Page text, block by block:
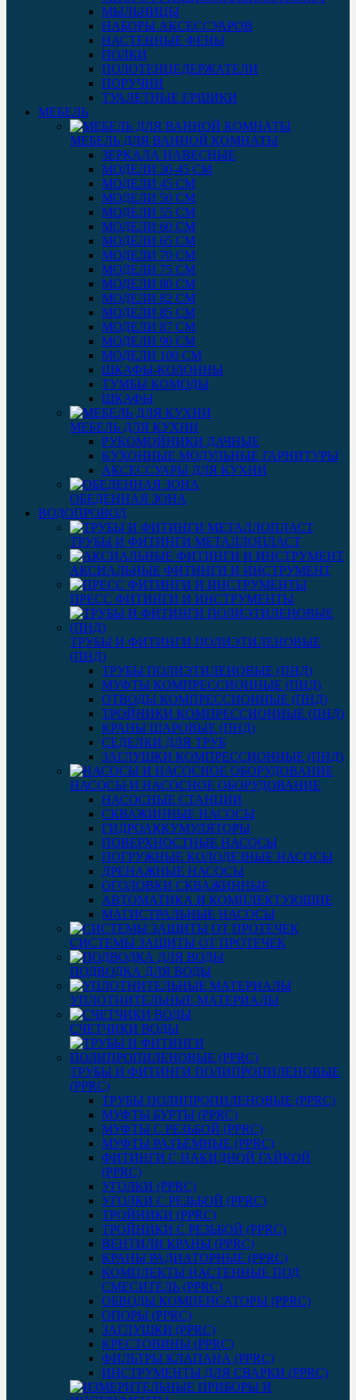
МЫЛЬНИЦЫ
НАБОРЫ АКСЕССУАРОВ
НАСТЕННЫЕ ФЕНЫ
ПОЛКИ
ПОЛОТЕНЦЕДЕРЖАТЕЛИ
ПОРУЧНИ
ТУАЛЕТНЫЕ ЕРШИКИ
МЕБЕЛЬ
МЕБЕЛЬ ДЛЯ ВАННОЙ КОМНАТЫ
ЗЕРКАЛА НАВЕСНЫЕ
МОДЕЛИ 30-45 СМ
МОДЕЛИ 45 СМ
МОДЕЛИ 50 СМ
МОДЕЛИ 55 СМ
МОДЕЛИ 60 СМ
МОДЕЛИ 65 СМ
МОДЕЛИ 70 СМ
МОДЕЛИ 75 СМ
МОДЕЛИ 80 СМ
МОДЕЛИ 82 СМ
МОДЕЛИ 85 СМ
МОДЕЛИ 87 СМ
МОДЕЛИ 90 СМ
МОДЕЛИ 100 СМ
ШКАФЫ-КОЛОННЫ
ТУМБЫ КОМОДЫ
ШКАФЫ
МЕБЕЛЬ ДЛЯ КУХНИ
РУКОМОЙНИКИ ДАЧНЫЕ
КУХОННЫЕ МОДУЛЬНЫЕ ГАРНИТУРЫ
АКСЕССУАРЫ ДЛЯ КУХНИ
ОБЕДЕННАЯ ЗОНА
ВОДОПРОВОД
ТРУБЫ И ФИТИНГИ МЕТАЛЛОПЛАСТ
АКСИАЛЬНЫЕ ФИТИНГИ И ИНСТРУМЕНТ
ПРЕСС ФИТИНГИ И ИНСТРУМЕНТЫ
ТРУБЫ И ФИТИНГИ ПОЛИЭТИЛЕНОВЫЕ
(ПНД)
ТРУБЫ ПОЛИЭТИЛЕНОВЫЕ (ПНД)
МУФТЫ КОМПРЕССИОННЫЕ (ПНД)
ОТВОДЫ КОМПРЕССИОННЫЕ (ПНД)
ТРОЙНИКИ КОМПРЕССИОННЫЕ (ПНД)
КРАНЫ ШАРОВЫЕ (ПНД)
СЕДЕЛКИ ДЛЯ ТРУБ
ЗАГЛУШКИ КОМПРЕССИОННЫЕ (ПНД)
НАСОСЫ И НАСОСНОЕ ОБОРУДОВАНИЕ
НАСОСНЫЕ СТАНЦИИ
СКВАЖИННЫЕ НАСОСЫ
ГИДРОАККУМУЛЯТОРЫ
ПОВЕРХНОСТНЫЕ НАСОСЫ
ПОГРУЖНЫЕ КОЛОДЕЗНЫЕ НАСОСЫ
ДРЕНАЖНЫЕ НАСОСЫ
ОГОЛОВКИ СКВАЖИННЫЕ
АВТОМАТИКА И КОМПЛЕКТУЮЩИЕ
МАГИСТРАЛЬНЫЕ НАСОСЫ
СИСТЕМЫ ЗАЩИТЫ ОТ ПРОТЕЧЕК
ПОДВОДКА ДЛЯ ВОДЫ
УПЛОТНИТЕЛЬНЫЕ МАТЕРИАЛЫ
СЧЕТЧИКИ ВОДЫ
ТРУБЫ И ФИТИНГИ ПОЛИПРОПИЛЕНОВЫЕ
(PPRC)
ТРУБЫ ПОЛИПРОПИЛЕНОВЫЕ (PPRC)
МУФТЫ БУРТЫ (PPRC)
МУФТЫ C РЕЗЬБОЙ (PPRC)
МУФТЫ РАЗЪЕМНЫЕ (PPRC)
ФИТИНГИ С НАКИДНОЙ ГАЙКОЙ
(PPRC)
УГОЛКИ (PPRC)
УГОЛКИ С РЕЗЬБОЙ (PPRC)
ТРОЙНИКИ (PPRC)
ТРОЙНИКИ С РЕЗЬБОЙ (PPRC)
ВЕНТИЛИ КРАНЫ (PPRC)
КРАНЫ РАДИАТОРНЫЕ (PPRC)
КОМПЛЕКТЫ НАСТЕННЫЕ ПОД
СМЕСИТЕЛЬ (PPRC)
ОБВОДЫ КОМПЕНСАТОРЫ (PPRC)
ОПОРЫ (PPRC)
ЗАГЛУШКИ (PPRC)
КРЕСТОВИНЫ (PPRC)
ФИЛЬТРЫ КЛАПАНА (PPRC)
ИНСТРУМЕНТЫ ДЛЯ СВАРКИ (PPRC)